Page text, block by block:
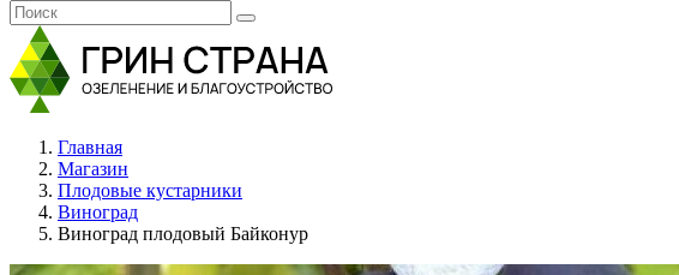
Главная
Магазин
Плодовые кустарники
Виноград
Виноград плодовый Байконур